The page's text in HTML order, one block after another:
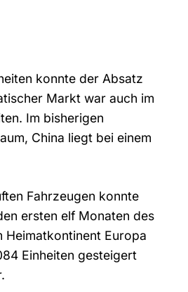
konnte der Absatz
Markt war auch im
Im bisherigen
China liegt bei einem
Fahrzeugen konnte
ersten elf Monaten des
Europa
Einheiten gesteigert